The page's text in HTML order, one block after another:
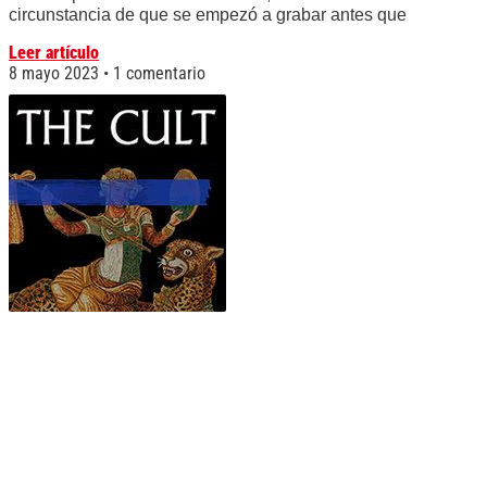
circunstancia de que se empezó a grabar antes que
Leer artículo
8 mayo 2023
1 comentario